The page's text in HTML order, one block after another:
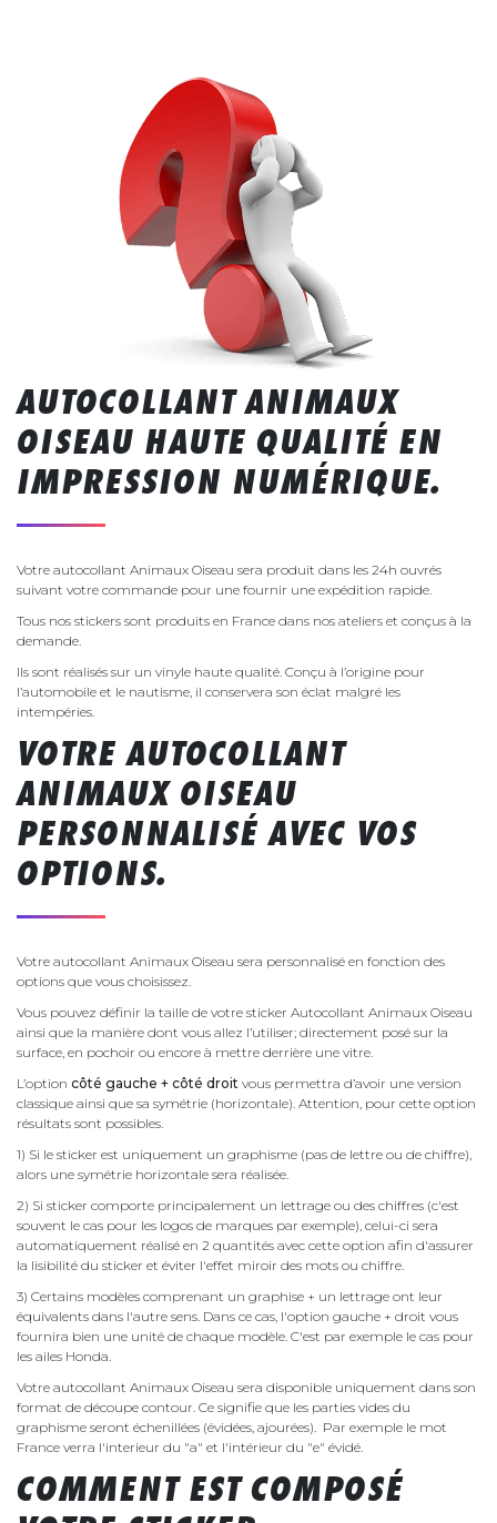
AUTOCOLLANT ANIMAUX
OISEAU HAUTE QUALITÉ EN
IMPRESSION NUMÉRIQUE.
Votre autocollant Animaux Oiseau sera produit dans les 24h ouvrés
suivant votre commande pour une fournir une expédition rapide.
Tous nos stickers sont produits en France dans nos ateliers et conçus à la
demande.
Ils sont réalisés sur un vinyle haute qualité. Conçu à l’origine pour
l’automobile et le nautisme, il conservera son éclat malgré les
intempéries.
VOTRE AUTOCOLLANT
ANIMAUX OISEAU
PERSONNALISÉ AVEC VOS
OPTIONS.
Votre autocollant Animaux Oiseau sera personnalisé en fonction des
options que vous choisissez.
Vous pouvez définir la taille de votre sticker Autocollant Animaux Oiseau
ainsi que la manière dont vous allez l’utiliser; directement posé sur la
surface, en pochoir ou encore à mettre derrière une vitre.
L’option côté gauche + côté droit vous permettra d’avoir une version
classique ainsi que sa symétrie (horizontale). Attention, pour cette option
résultats sont possibles.
1) Si le sticker est uniquement un graphisme (pas de lettre ou de chiffre),
alors une symétrie horizontale sera réalisée.
2) Si sticker comporte principalement un lettrage ou des chiffres (c'est
souvent le cas pour les logos de marques par exemple), celui-ci sera
automatiquement réalisé en 2 quantités avec cette option afin d'assurer
la lisibilité du sticker et éviter l'effet miroir des mots ou chiffre.
3) Certains modèles comprenant un graphise + un lettrage ont leur
équivalents dans l'autre sens. Dans ce cas, l'option gauche + droit vous
fournira bien une unité de chaque modèle. C'est par exemple le cas pour
les ailes Honda.
Votre autocollant Animaux Oiseau sera disponible uniquement dans son
format de découpe contour. Ce signifie que les parties vides du
graphisme seront échenillées (évidées, ajourées). Par exemple le mot
France verra l'interieur du "a" et l'intérieur du "e" évidé.
COMMENT EST COMPOSÉ